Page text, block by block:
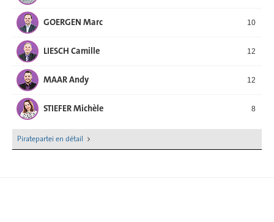
GOERGEN Marc 10
LIESCH Camille 12
MAAR Andy 12
STIEFER Michèle 8
Piratepartei en détail